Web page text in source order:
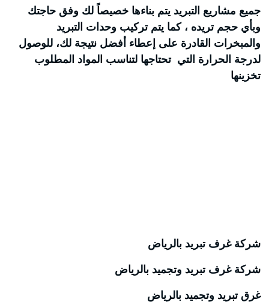
جميع مشاريع التبريد يتم بناءها خصيصاً لك وفق حاجتك
وبأي حجم تريده ، كما يتم تركيب وحدات التبريد
والمبخرات القادرة على إعطاء أفضل نتيجة لك، للوصول
لدرجة الحرارة التي تحتاجها لتناسب المواد المطلوب
تخزينها
شركة غرف تبريد بالرياض
شركة غرف تبريد وتجميد بالرياض
غرق تبريد وتجميد بالرياض